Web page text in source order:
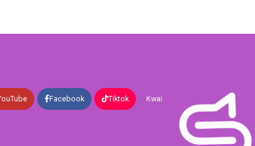
Facebook Tiktok Kwai